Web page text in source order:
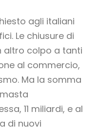
agli italiani
Le chiusure di
altro colpo a tanti
al commercio,
Ma la somma
11 miliardi, e al
di nuovi